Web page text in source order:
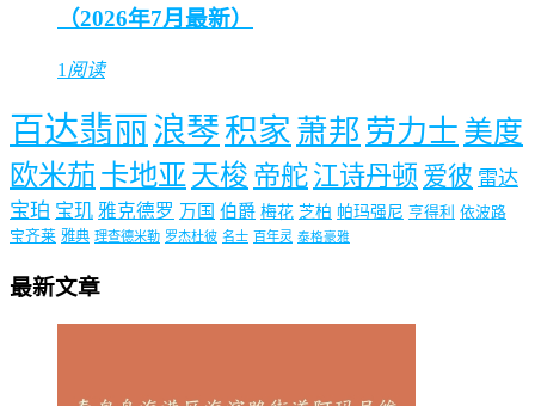
（2026年7月最新）
1阅读
百达翡丽 浪琴积家 萧邦 劳力士 美度
欧米茄 卡地亚天梭 帝舵 江诗丹顿 爱彼 雷达
宝珀 宝玑 雅克德罗 万国 伯爵 梅花 芝柏 帕玛强尼 亨得利 依波路
宝齐莱 雅典 理查德米勒 罗杰杜彼 名士 百年灵 泰格豪雅
最新文章